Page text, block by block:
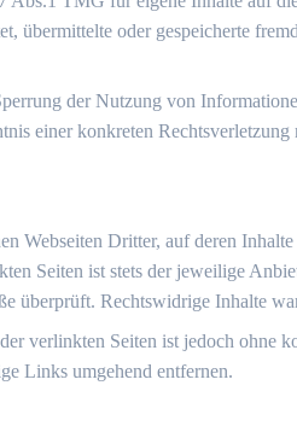
übermittelte oder gespeicherte
der Nutzung von
einer konkreten
Webseiten Dritter, auf deren
Seiten ist stets der jeweilige
überprüft. Rechtswidrige Inhalte
verlinkten Seiten ist jedoch ohne
Links umgehend entfernen.